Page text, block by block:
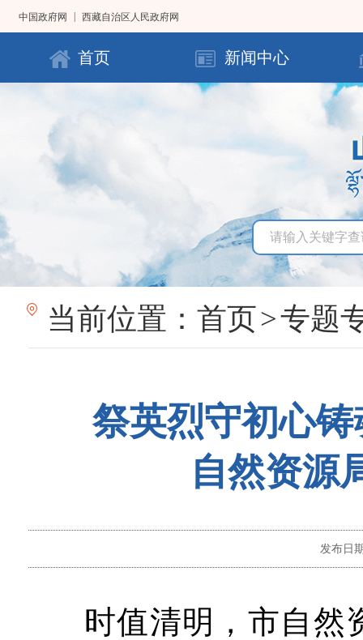
中国政府网 西藏自治区人民政府网
首页 新闻中心
当前位置： 首页>专题
祭英烈守初心
自然资源
发布日
时值清明，市自然